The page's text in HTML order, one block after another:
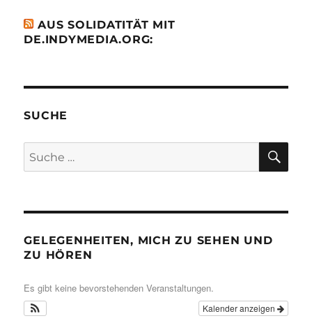
AUS SOLIDATITÄT MIT
DE.INDYMEDIA.ORG:
SUCHE
Suche
nach:
GELEGENHEITEN, MICH ZU SEHEN UND
ZU HÖREN
Es gibt keine bevorstehenden Veranstaltungen.
Kalender anzeigen